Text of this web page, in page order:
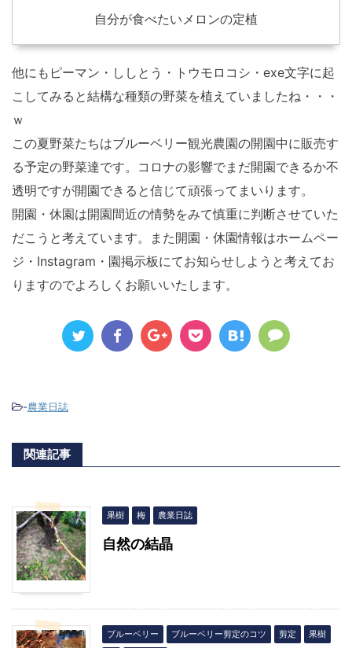
自分が食べたいメロンの定植
他にもピーマン・ししとう・トウモロコシ・exe文字に起
こしてみると結構な種類の野菜を植えていましたね・・・
ｗ
この夏野菜たちはブルーベリー観光農園の開園中に販売す
る予定の野菜達です。コロナの影響でまだ開園できるか不
透明ですが開園できると信じて頑張ってまいります。
開園・休園は開園間近の情勢をみて慎重に判断させていた
だこうと考えています。また開園・休園情報はホームペー
ジ・Instagram・園掲示板にてお知らせしようと考えてお
りますのでよろしくお願いいたします。
-農業日誌
関連記事
果樹 梅 農業日誌
自然の結晶
ブルーベリー ブルーベリー剪定のコツ 剪定
果樹